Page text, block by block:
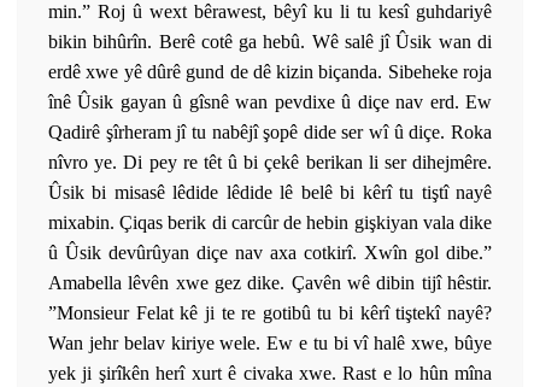
min.” Roj û wext bêrawest, bêyî ku li tu kesî guhdariyê
bikin bihûrîn. Berê cotê ga hebû. Wê salê jî Ûsik wan di
erdê xwe yê dûrê gund de dê kizin biçanda. Sibeheke roja
înê Ûsik gayan û gîsnê wan pevdixe û diçe nav erd. Ew
Qadirê şîrheram jî tu nabêjî şopê dide ser wî û diçe. Roka
nîvro ye. Di pey re têt û bi çekê berikan li ser dihejmêre.
Ûsik bi misasê lêdide lêdide lê belê bi kêrî tu tiştî nayê
mixabin. Çiqas berik di carcûr de hebin gişkiyan vala dike
û Ûsik devûrûyan diçe nav axa cotkirî. Xwîn gol dibe.”
Amabella lêvên xwe gez dike. Çavên wê dibin tijî hêstir.
”Monsieur Felat kê ji te re gotibû tu bi kêrî tiştekî nayê?
Wan jehr belav kiriye wele. Ew e tu bi vî halê xwe, bûye
yek ji şirîkên herî xurt ê civaka xwe. Rast e lo hûn mîna